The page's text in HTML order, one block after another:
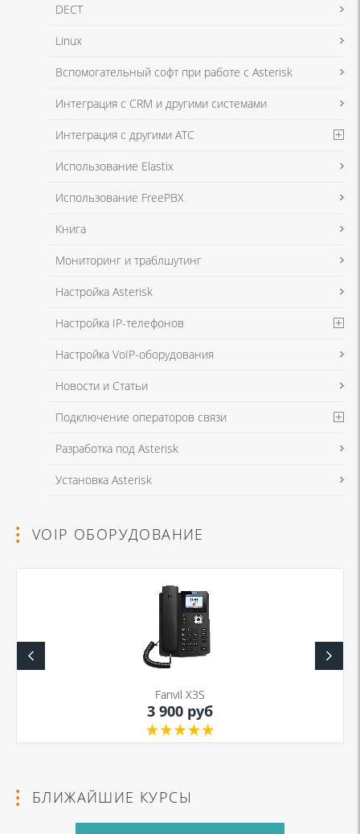
Я даю согласие на обработку моих персональных данных для связи
в соответствии с Политикой в отношении обработки персональных
Я даю согласие на обработку моих персональных данных для связи
в соответствии с Политикой в отношении обработки персональных
DECT
Linux
Вспомогательный софт при работе с Asterisk
Интеграция с CRM и другими системами
Интеграция с другими АТС
Использование Elastix
Использование FreePBX
Книга
Мониторинг и траблшутинг
Настройка Asterisk
Настройка IP-телефонов
Настройка VoIP-оборудования
Новости и Статьи
Подключение операторов связи
Разработка под Asterisk
Установка Asterisk
VOIP ОБОРУДОВАНИЕ
Fanvil X3S
3 900 руб
БЛИЖАЙШИЕ КУРСЫ